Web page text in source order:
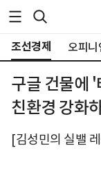
조선경제 오피니
구글 건물에
친환경 강화
[김성민의 실밸